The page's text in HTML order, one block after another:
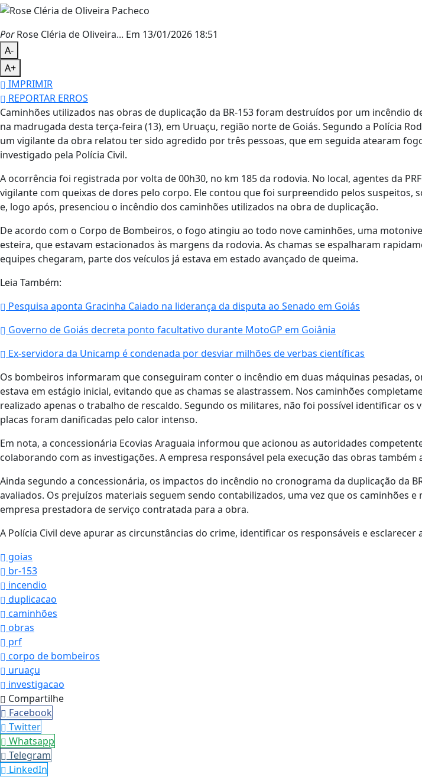
PorRose Cléria de Oliveira... Em 13/01/2026 18:51
A-
A+
IMPRIMIR
REPORTAR ERROS
Caminhões utilizados nas obras de duplicação da BR-153 foram destruídos por um incêndio
na madrugada desta terça-feira (13), em Uruaçu, região norte de Goiás. Segundo a Polícia
um vigilante da obra relatou ter sido agredido por três pessoas, que em seguida atearam
investigado pela Polícia Civil.
A ocorrência foi registrada por volta de 00h30, no km 185 da rodovia. No local, agentes da
vigilante com queixas de dores pelo corpo. Ele contou que foi surpreendido pelos suspeitos,
e, logo após, presenciou o incêndio dos caminhões utilizados na obra de duplicação.
De acordo com o Corpo de Bombeiros, o fogo atingiu ao todo nove caminhões, uma
esteira, que estavam estacionados às margens da rodovia. As chamas se espalharam
equipes chegaram, parte dos veículos já estava em estado avançado de queima.
Leia Também:
Pesquisa aponta Gracinha Caiado na liderança da disputa ao Senado em Goiás
Governo de Goiás decreta ponto facultativo durante MotoGP em Goiânia
Ex-servidora da Unicamp é condenada por desviar milhões de verbas científicas
Os bombeiros informaram que conseguiram conter o incêndio em duas máquinas pesadas,
estava em estágio inicial, evitando que as chamas se alastrassem. Nos caminhões
realizado apenas o trabalho de rescaldo. Segundo os militares, não foi possível identificar os
placas foram danificadas pelo calor intenso.
Em nota, a concessionária Ecovias Araguaia informou que acionou as autoridades
colaborando com as investigações. A empresa responsável pela execução das obras também
Ainda segundo a concessionária, os impactos do incêndio no cronograma da duplicação da
avaliados. Os prejuízos materiais seguem sendo contabilizados, uma vez que os caminhões
empresa prestadora de serviço contratada para a obra.
A Polícia Civil deve apurar as circunstâncias do crime, identificar os responsáveis e esclarecer
goias
br-153
incendio
duplicacao
caminhões
obras
prf
corpo de bombeiros
uruaçu
investigacao
Compartilhe
Facebook
Twitter
Whatsapp
Telegram
LinkedIn